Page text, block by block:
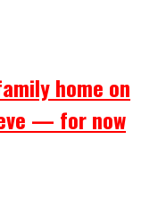
home on
— for now